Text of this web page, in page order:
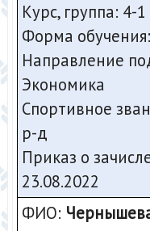
Курс, группа: 4-1
Форма
Направление
Экономика
Спортивное
р-д
Приказ о
23.08.2022
ФИО: